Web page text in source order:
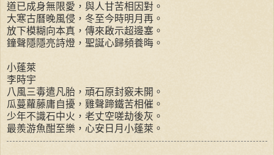
道已成身無限愛，與人甘苦相因對。
大寒古曆晚風侵，冬至今時明月再。
放下模糊向本真，傳來啟示超邊塞。
鐘聲隱隱亮詩燈，聖誕心歸頻養晦。
小蓬萊
李時宇
八風三毒遣凡胎，頑石原封竅未開。
瓜蔓蘿藤庸自擾，雞聲蹄鐵苦相催。
少年不識石中火，老丈空嗟劫後灰。
最羨游魚酣至樂，心安日月小蓬萊。